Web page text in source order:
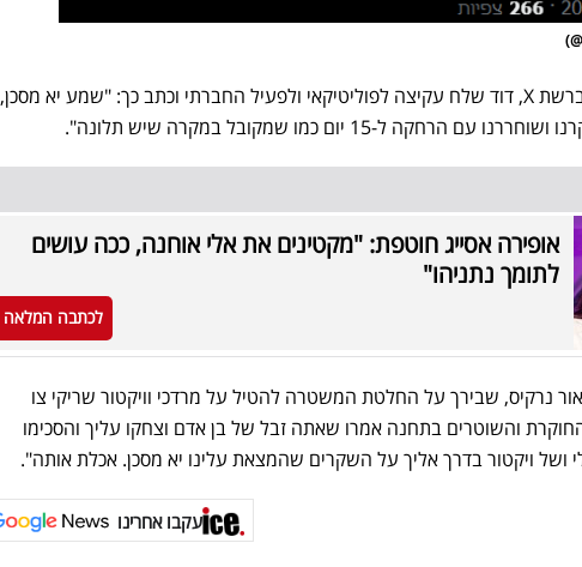
בתגובה לפוסט שנרקיס פרסם ברשת X, דוד שלח עקיצה לפוליטיקאי ולפעיל החברתי וכתב כך: "שמע יא מסכן,
ל-15 יום כמו שמקובל במקרה שיש תלונה".
אופירה אסייג חוטפת: "מקטינים את אלי אוחנה, ככה עושים
לתומך נתניהו"
לכתבה המלאה
נרקיס, שבירך על החלטת המשטרה להטיל על מרדכי וויקטור שריקי צו
יום, וסיפר: "החוקרת והשוטרים בתחנה אמרו שאתה זבל של בן אדם וצחקו עליך והסכימו
ושל ויקטור בדרך אליך על השקרים שהמצאת עלינו יא מסכן. אכלת אותה".
עקבו אחרינו